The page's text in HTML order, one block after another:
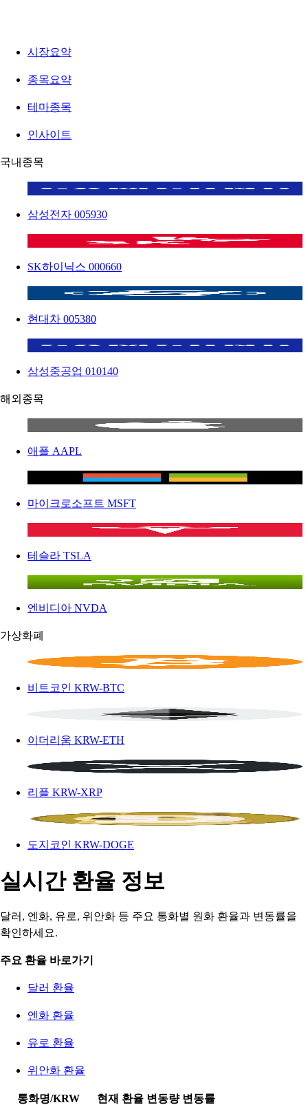
시장요약
종목요약
테마종목
인사이트
국내종목
삼성전자 005930
SK하이닉스 000660
현대차 005380
삼성중공업 010140
해외종목
애플 AAPL
마이크로소프트 MSFT
테슬라 TSLA
엔비디아 NVDA
가상화폐
비트코인 KRW-BTC
이더리움 KRW-ETH
리플 KRW-XRP
도지코인 KRW-DOGE
실시간 환율 정보
달러, 엔화, 유로, 위안화 등 주요 통화별 원화 환율과 변동률을
확인하세요.
주요 환율 바로가기
달러 환율
엔화 환율
유로 환율
위안화 환율
통화명/KRW 현재 환율 변동량 변동률